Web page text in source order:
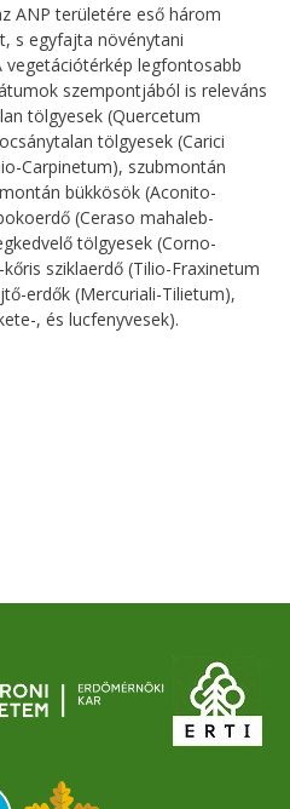
ANP területére eső három
s egyfajta növénytani
legfontosabb
szempontjából is releváns
tölgyesek (Quercetum
tölgyesek (Carici
Carpinetum), szubmontán
bükkösök (Aconito-
(Ceraso mahaleb-
tölgyesek (Corno-
sziklaerdő (Tilio-Fraxinetum
erdők (Mercuriali-Tilietum),
, és lucfenyvesek).